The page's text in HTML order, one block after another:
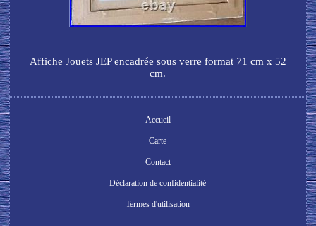
Affiche Jouets JEP encadrée sous verre format 71 cm x 52
cm.
Accueil
Carte
Contact
Déclaration de confidentialité
Termes d'utilisation